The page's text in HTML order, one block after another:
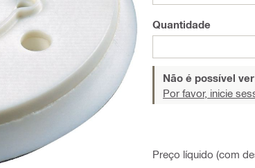
Quantidade
Não é possível
Por favor, inicie
Preço líquido (com